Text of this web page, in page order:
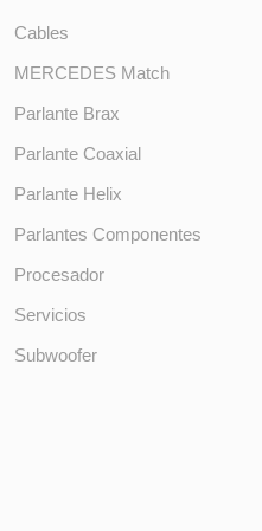
Cables
MERCEDES Match
Parlante Brax
Parlante Coaxial
Parlante Helix
Parlantes Componentes
Procesador
Servicios
Subwoofer